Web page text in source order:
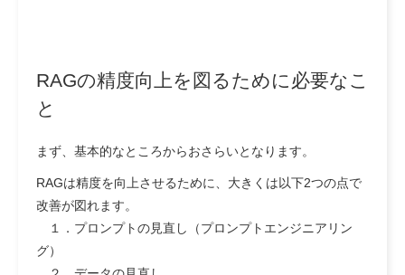
RAGの精度向上を図るために必要なこ
と
まず、基本的なところからおさらいとなります。
RAGは精度を向上させるために、大きくは以下2つの点で
改善が図れます。
１．プロンプトの見直し（プロンプトエンジニアリン
グ）